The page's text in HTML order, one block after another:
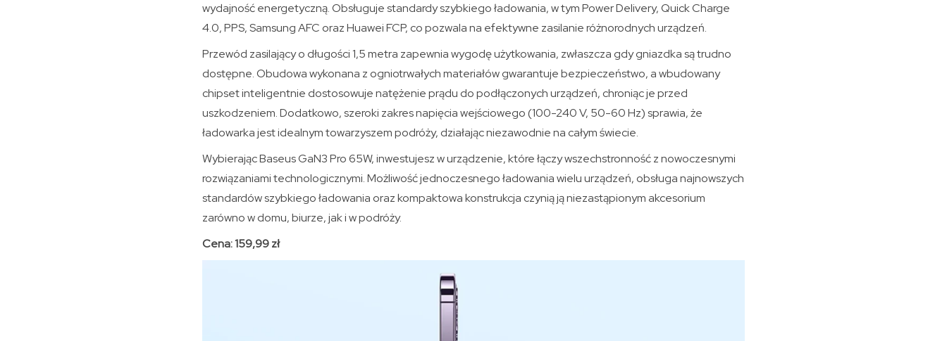
wydajność energetyczną. Obsługuje standardy szybkiego ładowania, w tym Power Delivery, Quick Charge
4.0, PPS, Samsung AFC oraz Huawei FCP, co pozwala na efektywne zasilanie różnorodnych urządzeń.
Przewód zasilający o długości 1,5 metra zapewnia wygodę użytkowania, zwłaszcza gdy gniazdka są trudno
dostępne. Obudowa wykonana z ogniotrwałych materiałów gwarantuje bezpieczeństwo, a wbudowany
chipset inteligentnie dostosowuje natężenie prądu do podłączonych urządzeń, chroniąc je przed
uszkodzeniem. Dodatkowo, szeroki zakres napięcia wejściowego (100-240 V, 50-60 Hz) sprawia, że
ładowarka jest idealnym towarzyszem podróży, działając niezawodnie na całym świecie.
Wybierając Baseus GaN3 Pro 65W, inwestujesz w urządzenie, które łączy wszechstronność z nowoczesnymi
rozwiązaniami technologicznymi. Możliwość jednoczesnego ładowania wielu urządzeń, obsługa najnowszych
standardów szybkiego ładowania oraz kompaktowa konstrukcja czynią ją niezastąpionym akcesorium
zarówno w domu, biurze, jak i w podróży.​
Cena: 159,99 zł